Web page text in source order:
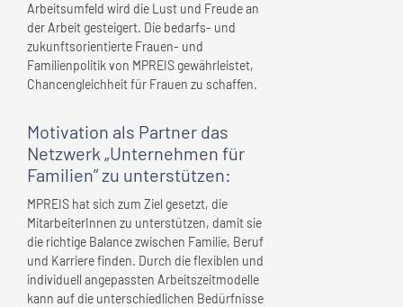
Arbeitsumfeld wird die Lust und Freude an
der Arbeit gesteigert. Die bedarfs- und
zukunftsorientierte Frauen- und
Familienpolitik von MPREIS gewährleistet,
Chancengleichheit für Frauen zu schaffen.
Motivation als Partner das
Netzwerk „Unternehmen für
Familien” zu unterstützen:
MPREIS hat sich zum Ziel gesetzt, die
MitarbeiterInnen zu unterstützen, damit sie
die richtige Balance zwischen Familie, Beruf
und Karriere finden. Durch die flexiblen und
individuell angepassten Arbeitszeitmodelle
kann auf die unterschiedlichen Bedürfnisse